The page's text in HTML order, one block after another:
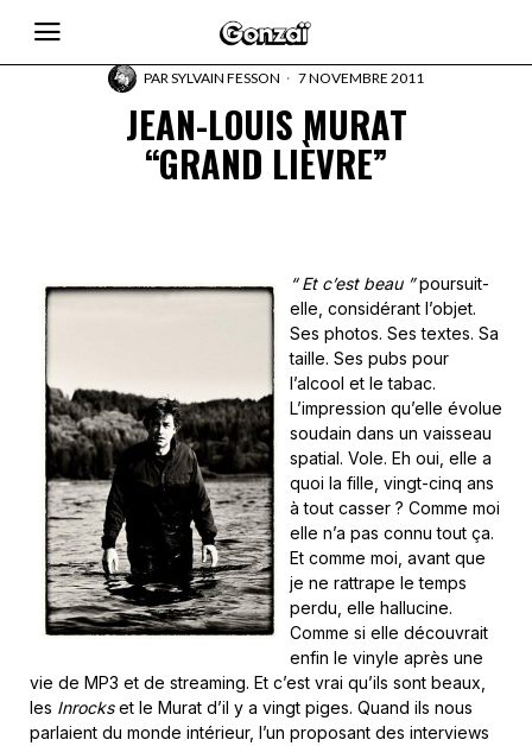
PARSYLVAIN FESSON 7 NOVEMBRE 2011
JEAN-LOUIS MURAT
“GRAND LIÈVRE”
“ Et c’est beau ”poursuit-
elle, considérant l’objet.
Ses photos. Ses textes. Sa
taille. Ses pubs pour
l’alcool et le tabac.
L’impression qu’elle évolue
soudain dans un vaisseau
spatial. Vole. Eh oui, elle a
quoi la fille, vingt-cinq ans
à tout casser ? Comme moi
elle n’a pas connu tout ça.
Et comme moi, avant que
je ne rattrape le temps
perdu, elle hallucine.
Comme si elle découvrait
enfin le vinyle après une
vie de MP3 et de streaming. Et c’est vrai qu’ils sont beaux,
les Inrockset le Murat d’il y a vingt piges. Quand ils nous
parlaient du monde intérieur, l’un proposant des interviews